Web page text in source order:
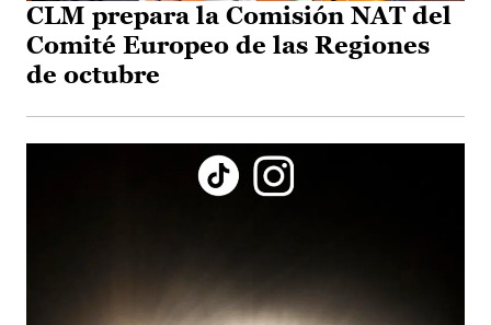
CLM prepara la Comisión NAT del
Comité Europeo de las Regiones
de octubre